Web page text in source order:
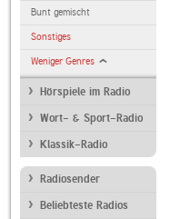
Bunt gemischt
Sonstiges
Weniger Genres
Hörspiele im Radio
Wort- & Sport-Radio
Klassik-Radio
Radiosender
Beliebteste Radios